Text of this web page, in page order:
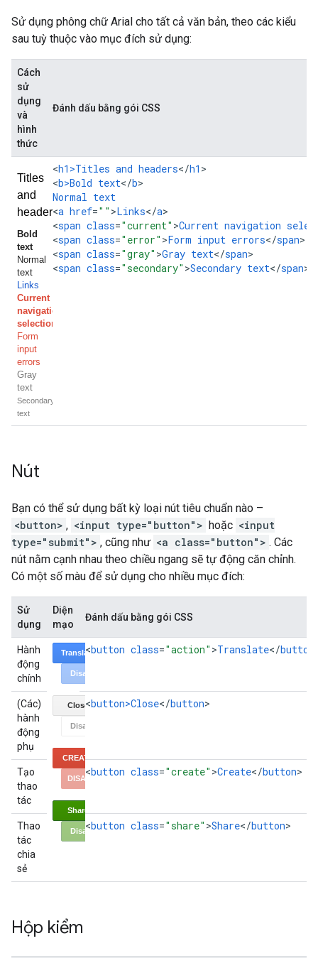
Sử dụng phông chữ Arial cho tất cả văn bản, theo các kiểu
sau tuỳ thuộc vào mục đích sử dụng:
Cách
sử
dụng
và
hình
thức
Đánh dấu bằng gói CSS
<h1>Titles and headers</h1 >
<b>Bold text</b
Normal text
<a href="" >Links</a>
<span class="current" >Current navigation
<span class="error" >Form input errors</span>
<span class="gray" >Gray text</span>
<span class="secondary" >Secondary text</span>
Nút
Bạn có thể sử dụng bất kỳ loại nút tiêu chuẩn nào –
<button> , <input type="button"> hoặc <input
type="submit"> , cũng như <a class="button"> . Các
nút nằm cạnh nhau theo chiều ngang sẽ tự động căn chỉnh.
Có một số màu để sử dụng cho nhiều mục đích:
Sử
dụng
Diện
mạo
Đánh dấu bằng gói CSS
Hành
động
chính
<button class="action" >Translate</button
(Các)
hành
động
phụ
<button>Close</button>
Tạo
thao
tác
<button class="create" >Create</button>
Thao
tác
chia
sẻ
<button class="share" >Share</button>
Hộp kiểm